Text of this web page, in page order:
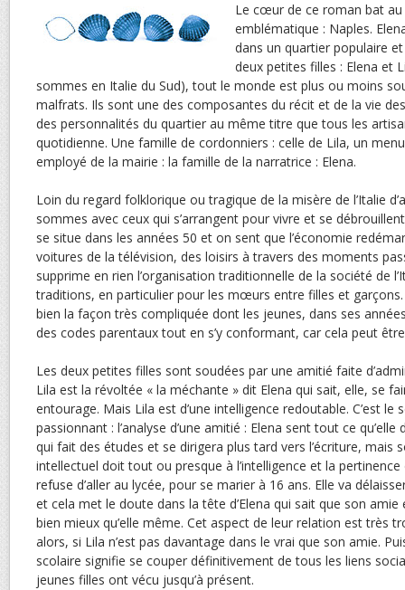
Le cœur de ce roman bat au
emblématique : Naples.
dans un quartier populaire
deux petites filles : Elena et
sommes en Italie du Sud), tout le monde est plus ou moins
malfrats. Ils sont une des composantes du récit et de la vie
des personnalités du quartier au même titre que tous les
quotidienne. Une famille de cordonniers : celle de Lila, un
employé de la mairie : la famille de la narratrice : Elena.
Loin du regard folklorique ou tragique de la misère de l’Italie
sommes avec ceux qui s’arrangent pour vivre et se
se situe dans les années 50 et on sent que l’économie
voitures de la télévision, des loisirs à travers des moments
supprime en rien l’organisation traditionnelle de la société de
traditions, en particulier pour les mœurs entre filles et garçons.
bien la façon très compliquée dont les jeunes, dans ses
des codes parentaux tout en s’y conformant, car cela peut
Les deux petites filles sont soudées par une amitié faite
Lila est la révoltée « la méchante » dit Elena qui sait, elle, se
entourage. Mais Lila est d’une intelligence redoutable. C’est le
passionnant : l’analyse d’une amitié : Elena sent tout ce qu’elle
qui fait des études et se dirigera plus tard vers l’écriture, mais
intellectuel doit tout ou presque à l’intelligence et la
refuse d’aller au lycée, pour se marier à 16 ans. Elle va
et cela met le doute dans la tête d’Elena qui sait que son amie
bien mieux qu’elle même. Cet aspect de leur relation est très
alors, si Lila n’est pas davantage dans le vrai que son amie.
scolaire signifie se couper définitivement de tous les liens
jeunes filles ont vécu jusqu’à présent.